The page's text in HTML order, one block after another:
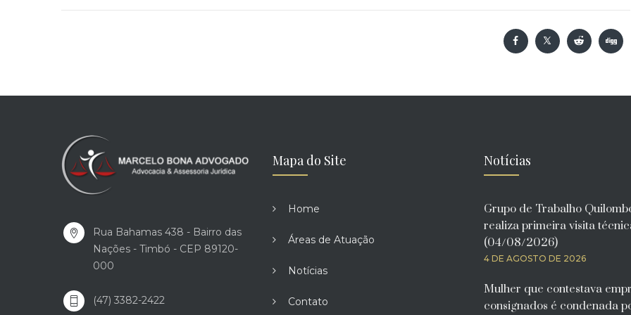
Rua Bahamas 438 - Bairro das
Nações - Timbó - CEP 89120-
000
(47) 3382-2422
Mapa do Site
Home
Áreas de Atuação
Notícias
Contato
Notícias
Grupo de Trabalho
realiza primeira visita
(04/08/2026)
4 DE AGOSTO DE 2026
Mulher que contestava
consignados é condenada